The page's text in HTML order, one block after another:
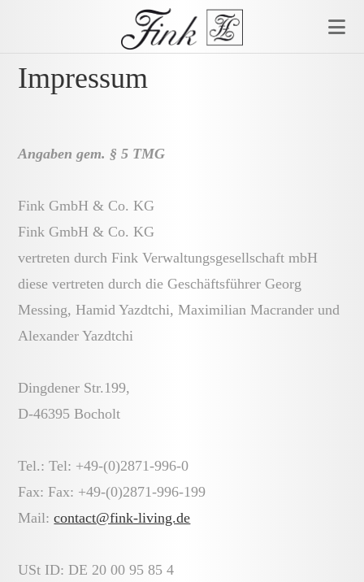
Impressum
Angaben gem. § 5 TMG
Fink GmbH & Co. KG
Fink GmbH & Co. KG
vertreten durch Fink Verwaltungsgesellschaft mbH
diese vertreten durch die Geschäftsführer Georg
Messing, Hamid Yazdtchi, MaximilianMacranderund
Alexander Yazdtchi
Dingdener Str.199,
D-46395 Bocholt
Tel.: Tel: +49-(0)2871-996-0
Fax: Fax: +49-(0)2871-996-199
Mail:contact@fink-living.de
USt ID:DE 20 00 95 85 4